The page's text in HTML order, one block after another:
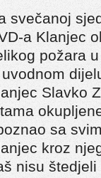
svečanoj
a Klanjec
požara
uvodnom
Slavko
sa
kroz
nisu